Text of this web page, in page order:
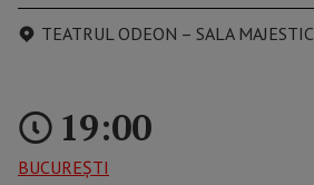
TEATRUL ODEON – SALA MAJESTIC
19:00
BUCUREŞTI